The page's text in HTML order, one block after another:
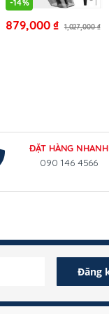
-14%
879,000₫ 1,027,000₫
ĐẶT HÀNG NHANH
090 146 4566